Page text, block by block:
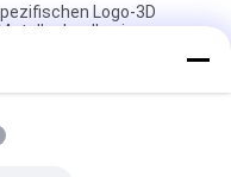
Logo-3D
ein
sechs Platten-
6
Kappe des Rand-sechs